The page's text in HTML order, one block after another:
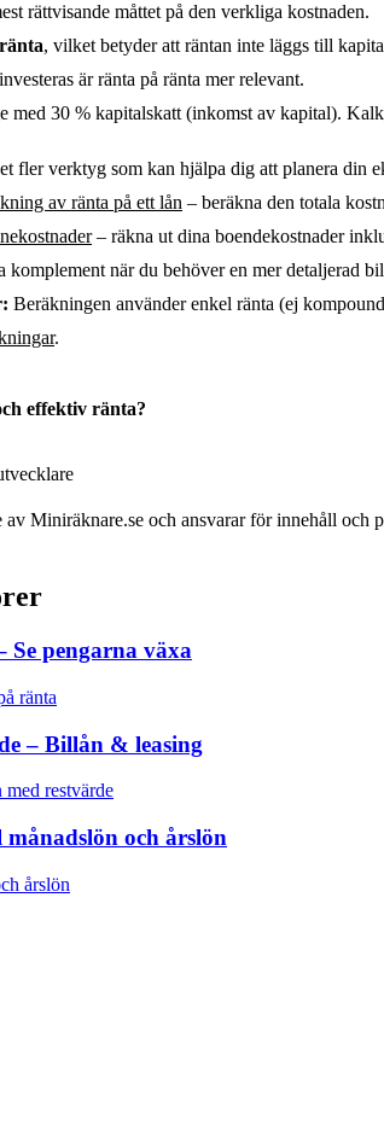
rättvisande måttet på den verkliga kostnaden.
, vilket betyder att räntan inte läggs till
är ränta på ränta mer relevant.
med 30 % kapitalskatt (inkomst av kapital).
fler verktyg som kan hjälpa dig att planera din
av ränta på ett lån – beräkna den totala
– räkna ut dina boendekostnader
komplement när du behöver en mer detaljerad
Beräkningen använder enkel ränta (ej
.
effektiv ränta?
av Miniräknare.se och ansvarar för innehåll
pengarna växa
ränta
– Billån & leasing
restvärde
och årslön
årslön